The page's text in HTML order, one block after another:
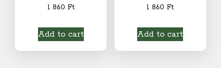
1 860 Ft
Add to cart
1 860 Ft
Add to cart